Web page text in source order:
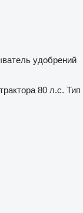
удобрений
80 л.с. Тип